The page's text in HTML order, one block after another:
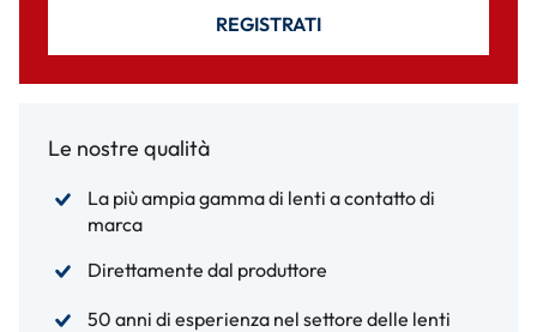
REGISTRATI
Le nostre qualità
La più ampia gamma di lenti a contatto di
marca
Direttamente dal produttore
50 anni di esperienza nel settore delle lenti